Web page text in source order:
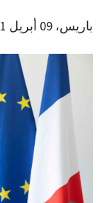
باريس، 09 أبريل 2021 (